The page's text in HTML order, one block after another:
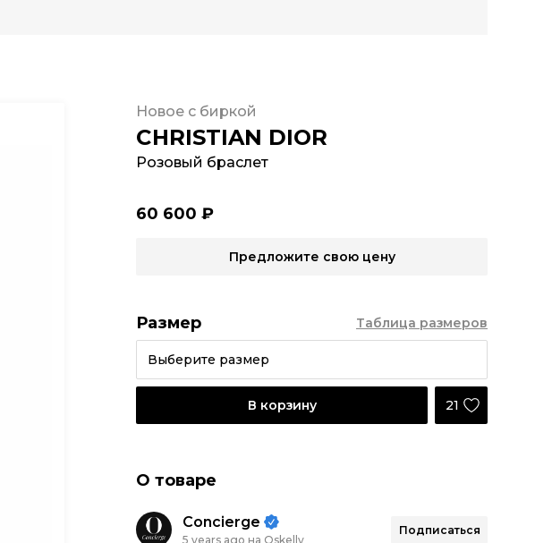
CHRISTIAN DIOR
Розовый браслет
Новое с биркой
60 600 ₽
Предложите свою цену
Размер
Выберите размер
Таблица размеров
В корзину 21
О товаре
Concierge
5 years ago на Oskelly
Подписаться